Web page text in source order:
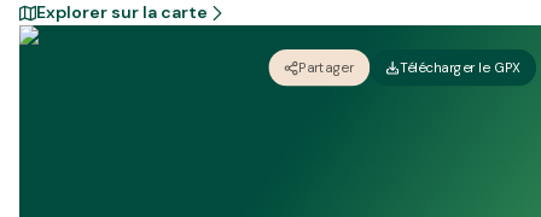
Explorer sur la carte
Partager Télécharger le GPX